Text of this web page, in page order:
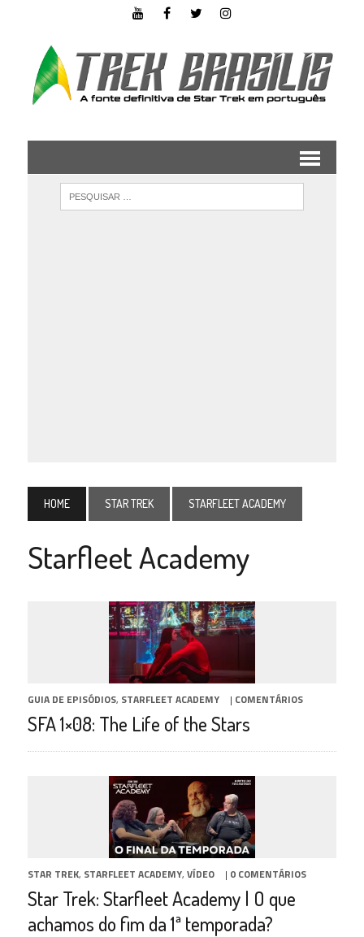
HOME STAR TREK STARFLEET ACADEMY
Starfleet Academy
GUIA DE EPISÓDIOS, STARFLEET ACADEMY | COMENTÁRIOS
SFA 1×08: The Life of the Stars
STAR TREK, STARFLEET ACADEMY, VÍDEO | 0 COMENTÁRIOS
Star Trek: Starfleet Academy | O que
achamos do fim da 1ª temporada?